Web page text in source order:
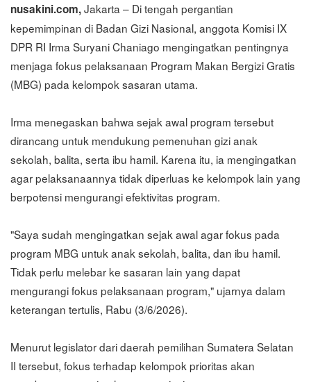
nusakini.com,Jakarta – Di tengah pergantian
kepemimpinan di Badan Gizi Nasional, anggota Komisi IX
DPR RI Irma Suryani Chaniago mengingatkan pentingnya
menjaga fokus pelaksanaan Program Makan Bergizi Gratis
(MBG) pada kelompok sasaran utama.
Irma menegaskan bahwa sejak awal program tersebut
dirancang untuk mendukung pemenuhan gizi anak
sekolah, balita, serta ibu hamil. Karena itu, ia mengingatkan
agar pelaksanaannya tidak diperluas ke kelompok lain yang
berpotensi mengurangi efektivitas program.
"Saya sudah mengingatkan sejak awal agar fokus pada
program MBG untuk anak sekolah, balita, dan ibu hamil.
Tidak perlu melebar ke sasaran lain yang dapat
mengurangi fokus pelaksanaan program," ujarnya dalam
keterangan tertulis, Rabu (3/6/2026).
Menurut legislator dari daerah pemilihan Sumatera Selatan
II tersebut, fokus terhadap kelompok prioritas akan